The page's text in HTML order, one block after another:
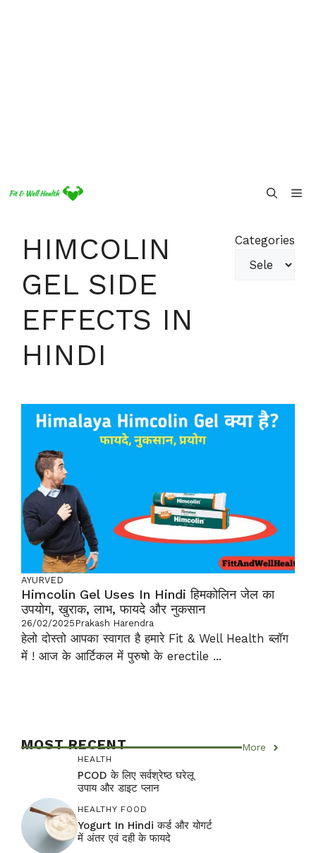
HIMCOLIN
GEL SIDE
EFFECTS IN
HINDI
Categories
AYURVED
Himcolin Gel Uses In Hindi हिमकोलिन जेल का
उपयोग, खुराक, लाभ, फायदे और नुकसान
26/02/2025Prakash Harendra
हेलो दोस्तो आपका स्वागत है हमारे Fit & Well Health ब्लॉग
में ! आज के आर्टिकल में पुरुषो के erectile ...
MOST RECENT More
HEALTH
PCOD के लिए सर्वश्रेष्ठ घरेलू
उपाय और डाइट प्लान
HEALTHY FOOD
Yogurt In Hindi कर्ड और योगर्ट
में अंतर एवं दही के फायदे